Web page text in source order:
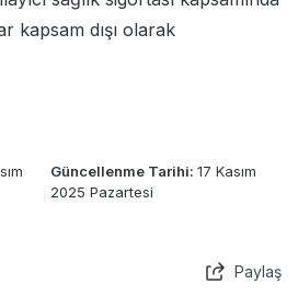
kapsam dışı olarak
Güncellenme Tarihi: 17 Kasım
2025 Pazartesi
Paylaş